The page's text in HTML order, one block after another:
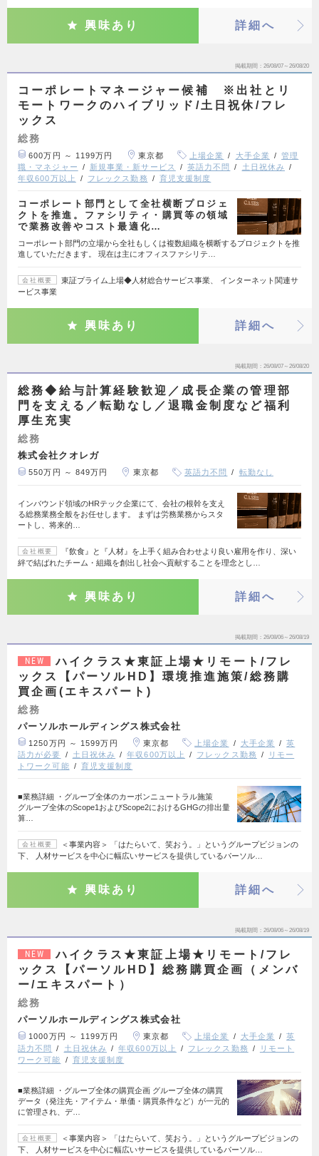
興味あり 詳細へ
掲載期間 26/08/07～26/08/20
コーポレートマネージャー候補 ※出社とリ
モートワークのハイブリッド/土日祝休/フレ
ックス
総務
600万円 ～ 1199万円 東京都 上場企業 大手企業
管理
職・マネジャー
新規事業・新サービス 英語力不問
土日祝休み
年収600万以上
フレックス勤務 育児支援制度
コーポレート部門として全社横断プロジェ
クトを推進。ファシリティ・購買等の領域
で業務改善やコスト最適化…
コーポレート部門の立場から全社もしくは複数組織を横断するプロジェクトを推
進していただきます。 現在は主にオフィスファシリテ…
会社概要
東証プライム上場◆人材総合サービス事業、 インターネット関連サ
ービス事業
興味あり 詳細へ
掲載期間 26/08/07～26/08/20
総務◆給与計算経験歓迎／成長企業の管理部
門を支える／転勤なし／退職金制度など福利
厚生充実
総務
株式会社クオレガ
550万円 ～ 849万円 東京都 英語力不問 転勤なし
インバウンド領域のHRテック企業にて、会社の根幹を支え
る総務業務全般をお任せします。 まずは労務業務からスタ
ートし、将来的…
会社概要
『飲食』と『人材』を上手く組み合わせより良い雇用を作り、深い
絆で結ばれたチーム・組織を創出し社会へ貢献することを理念とし…
興味あり 詳細へ
掲載期間 26/08/06～26/08/19
NEW
ハイクラス★東証上場★リモート/フレ
ックス【パーソルHD】環境推進施策/総務購
買企画(エキスパート)
総務
パーソルホールディングス株式会社
1250万円 ～ 1599万円 東京都 上場企業 大手企業
英
語力が必要
土日祝休み 年収600万以上 フレックス勤務
リモー
トワーク可能
育児支援制度
■業務詳細 ・グループ全体のカーボンニュートラル施策
グループ全体のScope1およびScope2におけるGHGの排出量
算…
会社概要
＜事業内容＞ 「はたらいて、笑おう。」というグループビジョンの
下、 人材サービスを中心に幅広いサービスを提供しているパーソル…
興味あり 詳細へ
掲載期間 26/08/06～26/08/19
NEW
ハイクラス★東証上場★リモート/フレ
ックス【パーソルHD】総務購買企画（メンバ
ー/エキスパート）
総務
パーソルホールディングス株式会社
1000万円 ～ 1199万円 東京都 上場企業 大手企業
英
語力不問
土日祝休み 年収600万以上 フレックス勤務
リモート
ワーク可能
育児支援制度
■業務詳細 ・グループ全体の購買企画 グループ全体の購買
データ（発注先・アイテム・単価・購買条件など）が一元的
に管理され、デ…
会社概要
＜事業内容＞ 「はたらいて、笑おう。」というグループビジョンの
下、 人材サービスを中心に幅広いサービスを提供しているパーソル…